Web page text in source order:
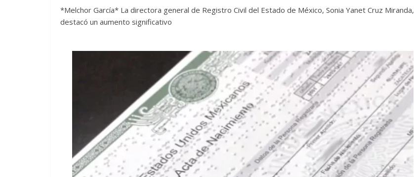
*Melchor García* La directora general de Registro Civil del Estado de México, Sonia Yanet Cruz Miranda,
destacó un aumento significativo